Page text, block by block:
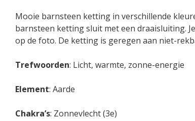
Mooie barnsteen ketting in verschillende
barnsteen ketting sluit met een draaisluiting.
op de foto. De ketting is geregen aan niet-
Trefwoorden: Licht, warmte, zonne-energie
Element: Aarde
Chakra’s: Zonnevlecht (3e)